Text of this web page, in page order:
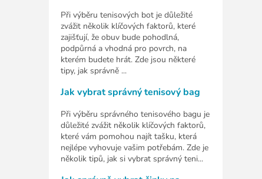
Při výběru tenisových bot je důležité
zvážit několik klíčových faktorů, které
zajišťují, že obuv bude pohodlná,
podpůrná a vhodná pro povrch, na
kterém budete hrát. Zde jsou některé
tipy, jak správně ...
Jak vybrat správný tenisový bag
Při výběru správného tenisového bagu je
důležité zvážit několik klíčových faktorů,
které vám pomohou najít tašku, která
nejlépe vyhovuje vašim potřebám. Zde je
několik tipů, jak si vybrat správný teni...